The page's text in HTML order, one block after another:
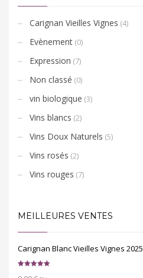
Carignan Vieilles Vignes (4)
Evènement (0)
Expression (7)
Non classé (0)
vin biologique (3)
Vins blancs (2)
Vins Doux Naturels (5)
Vins rosés (2)
Vins rouges (7)
MEILLEURES VENTES
Carignan Blanc Vieilles Vignes 2025